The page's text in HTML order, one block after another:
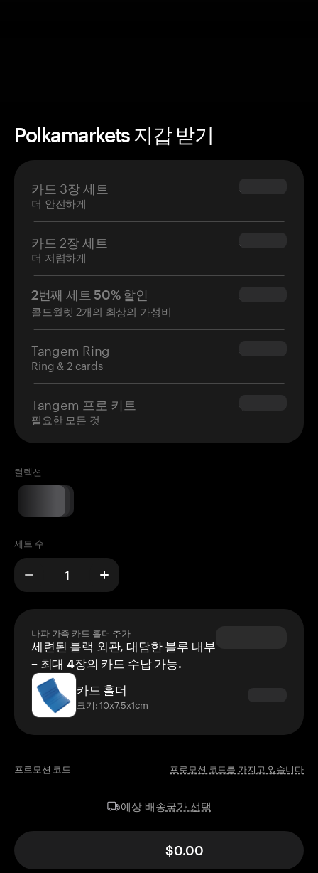
Polkamarkets 지갑 받기
카드 3장 세트
더 안전하게
$69.90
카드 2장 세트
더 저렴하게
$54.90
2번째 세트 50% 할인
콜드월렛 2개의 최상의 가성비
$34.95
Tangem Ring
Ring & 2 cards
$160.00
Tangem 프로 키트
필요한 모든 것
$180.00
컬렉션
세트 수
나파 가죽 카드 홀더 추가
세련된 블랙 외관, 대담한 블루 내부
– 최대 4장의 카드 수납 가능.
카드 홀더
크기: 10x7.5x1cm
프로모션 코드 프로모션 코드를 가지고 있습니다
예상 배송국가 선택
$0.00